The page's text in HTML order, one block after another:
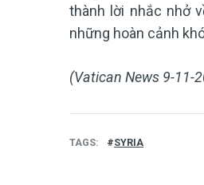
thành lời nhắc nhở
những hoàn cảnh
(Vatican News 9-11-
TAGS SYRIA